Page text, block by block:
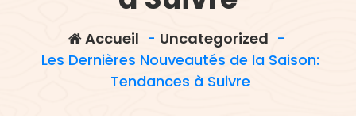
Accueil - Uncategorized -
Les Dernières Nouveautés de la Saison:
Tendances à Suivre